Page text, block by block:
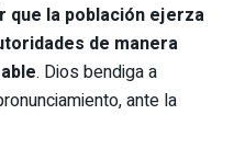
que la población ejerza
de manera
. Dios bendiga a
ante la